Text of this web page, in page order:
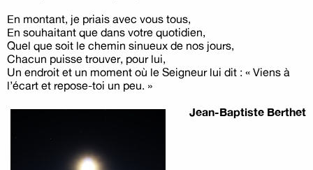
En montant, je priais avec vous tous,
En souhaitant que dans votre quotidien,
Quel que soit le chemin sinueux de nos jours,
Chacun puisse trouver, pour lui,
Un endroit et un moment où le Seigneur lui dit : « Viens à
l’écart et repose-toi un peu. »
Jean-Baptiste Berthet